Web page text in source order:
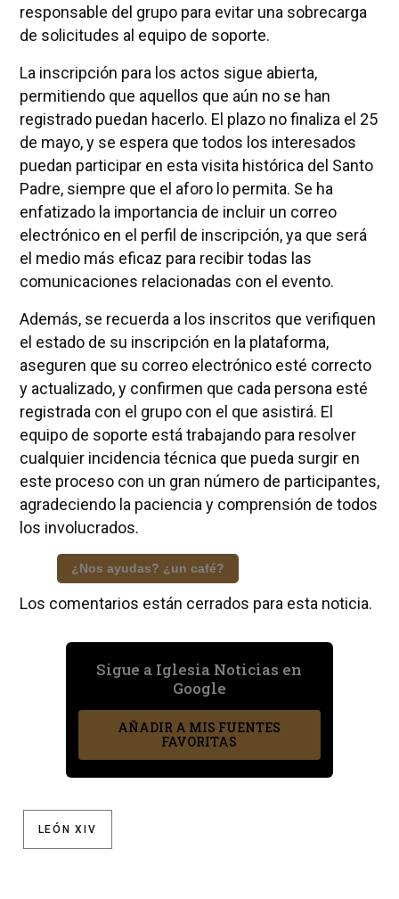
responsable del grupo para evitar una sobrecarga
de solicitudes al equipo de soporte.
La inscripción para los actos sigue abierta,
permitiendo que aquellos que aún no se han
registrado puedan hacerlo. El plazo no finaliza el 25
de mayo, y se espera que todos los interesados
puedan participar en esta visita histórica del Santo
Padre, siempre que el aforo lo permita. Se ha
enfatizado la importancia de incluir un correo
electrónico en el perfil de inscripción, ya que será
el medio más eficaz para recibir todas las
comunicaciones relacionadas con el evento.
Además, se recuerda a los inscritos que verifiquen
el estado de su inscripción en la plataforma,
aseguren que su correo electrónico esté correcto
y actualizado, y confirmen que cada persona esté
registrada con el grupo con el que asistirá. El
equipo de soporte está trabajando para resolver
cualquier incidencia técnica que pueda surgir en
este proceso con un gran número de participantes,
agradeciendo la paciencia y comprensión de todos
los involucrados.
¿Nos ayudas? ¿un café?
Los comentarios están cerrados para esta noticia.
Sigue a Iglesia Noticias en
Google
AÑADIR A MIS FUENTES
FAVORITAS
LEÓN XIV